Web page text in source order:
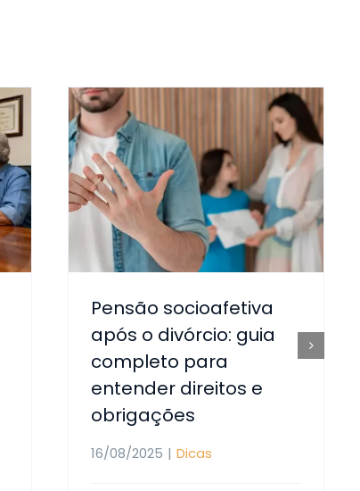
Pensão socioafetiva
após o divórcio: guia
completo para
entender direitos e
obrigações
16/08/2025 | Dicas